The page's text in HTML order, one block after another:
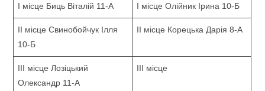
І місце Биць Віталій 11-А І місце Олійник Ірина 10-Б
ІІ місце Свинобойчук Ілля
10-Б
ІІ місце Корецька Дарія 8-А
ІІІ місце Лозіцький
Олександр 11-А
ІІІ місце